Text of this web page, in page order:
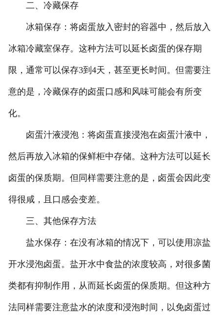
二、冷藏保存
冰箱保存：将卤蛋放入密封的容器中，然后放入
冰箱冷藏室保存。这种方法可以延长卤蛋的保存期
限，通常可以保存3到4天，甚至更长时间。但需要注
意的是，冷藏保存的卤蛋口感和风味可能会有所变
化。
卤蛋汁液浸泡：将卤蛋直接浸泡在卤蛋汁液中，
然后再放入冰箱的保鲜柜中存储。这种方法可以延长
卤蛋的保质期。但同样需要注意的是，卤蛋会因此变
得很咸，且口感会变差。
三、其他保存方法
盐水保存：在没有冰箱的情况下，可以使用凉盐
开水浸泡卤蛋。盐开水中食盐的浓度较高，对很多菌
类都有抑制作用，从而延长卤蛋的保质期。但这种方
法同样需要注意盐水的浓度和浸泡时间，以免卤蛋过